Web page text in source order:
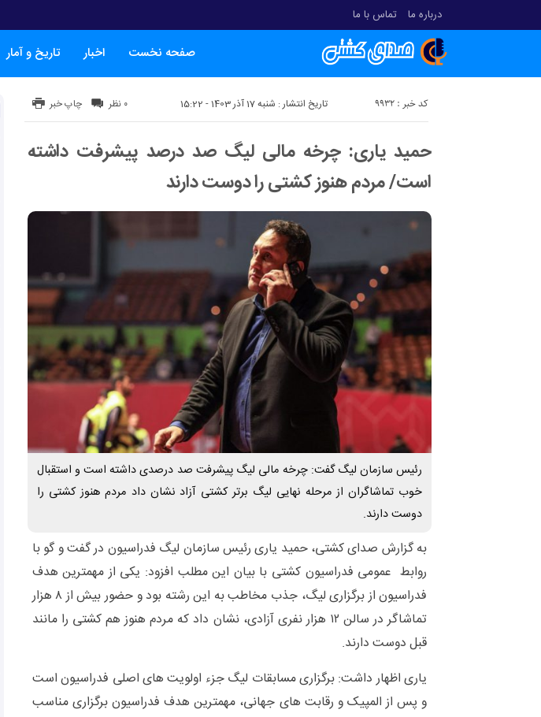
درباره ما تماس با ما
صفحه نخست اخبار تاریخ و آمار
تاریخ انتشار : شنبه 17 آذر 1403 - 15:22 کد خبر : 9932 چاپ خبر ۰ نظر
حمید یاری: چرخه مالی لیگ صد درصد پیشرفت داشته
است/ مردم هنوز کشتی را دوست دارند
رئیس سازمان لیگ گفت: چرخه مالی لیگ پیشرفت صد درصدی داشته است و استقبال
خوب تماشاگران از مرحله نهایی لیگ برتر کشتی آزاد نشان داد مردم هنوز کشتی را
دوست دارند.
به گزارش صدای کشتی، حمید یاری رئیس سازمان لیگ فدراسیون در گفت و گو با
روابط عمومی فدراسیون کشتی با بیان این مطلب افزود: یکی از مهمترین هدف
فدراسیون از برگزاری لیگ، جذب مخاطب به این رشته بود و حضور بیش از ۸ هزار
تماشاگر در سالن ۱۲ هزار نفری آزادی، نشان داد که مردم هنوز هم کشتی را مانند
قبل دوست دارند.
یاری اظهار داشت: برگزاری مسابقات لیگ جزء اولویت های اصلی فدراسیون است
و پس از المپیک و رقابت های جهانی، مهمترین هدف فدراسیون برگزاری مناسب